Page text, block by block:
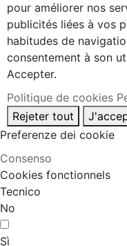
pour améliorer nos
publicités liées à vos
habitudes de
consentement à son
Accepter.
Politique de cookies
Rejeter tout
Preferenze dei cookie
Consenso
Cookies fonctionnels
Tecnico
No
Sì